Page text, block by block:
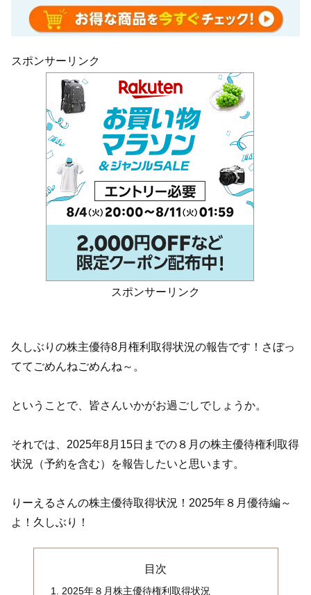
スポンサーリンク
スポンサーリンク
久しぶりの株主優待8月権利取得状況の報告です！さぼっ
ててごめんねごめんね～。
ということで、皆さんいかがお過ごしでしょうか。
それでは、2025年8月15日までの８月の株主優待権利取得
状況（予約を含む）を報告したいと思います。
りーえるさんの株主優待取得状況！2025年８月優待編～
よ！久しぶり！
目次
2025年８月株主優待権利取得状況